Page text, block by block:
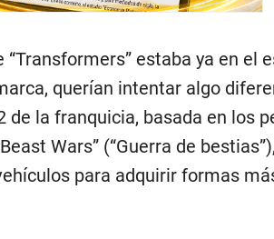
estaba ya en el
querían intentar algo
la franquicia, basada en los
Wars” (“Guerra de
para adquirir formas